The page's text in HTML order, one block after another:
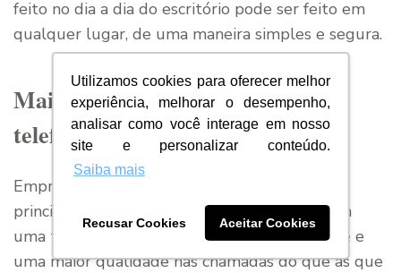
Utilizamos cookies para oferecer melhor
experiência, melhorar o desempenho,
analisar como você interage em nosso
site e personalizar conteúdo.
Saiba mais
Recusar Cookies Aceitar Cookies
feito no dia a dia do escritório pode ser feito em
qualquer lugar, de uma maneira simples e segura.
Mais qualidade nas chamadas
telefônicas
Empresas que utilizam telefonia móvel,
principalmente com tecnologia VoIP, possuem
uma transmissão de dados bem mais eficiente e
uma maior qualidade nas chamadas do que as que